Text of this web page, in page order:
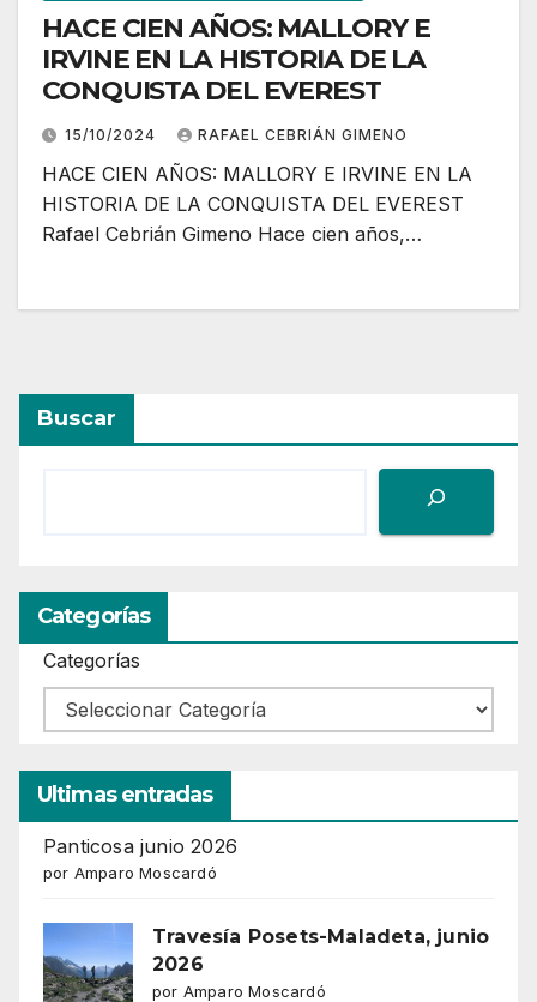
HACE CIEN AÑOS: MALLORY E
IRVINE EN LA HISTORIA DE LA
CONQUISTA DEL EVEREST
15/10/2024 RAFAEL CEBRIÁN GIMENO
HACE CIEN AÑOS: MALLORY E IRVINE EN LA
HISTORIA DE LA CONQUISTA DEL EVEREST
Rafael Cebrián Gimeno Hace cien años,…
Buscar
Categorías
Categorías
Ultimas entradas
Panticosa junio 2026
por Amparo Moscardó
Travesía Posets-Maladeta, junio
2026
por Amparo Moscardó